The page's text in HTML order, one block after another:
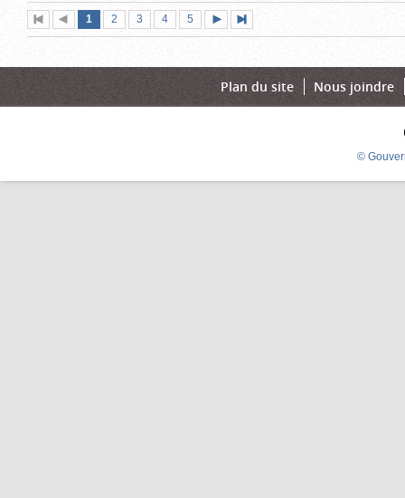
Première
page
Page
précédente
Page
1 (page
actuelle)
Page
2 Page
3 Page
4 Page
5
suivante
page
Plan du site Nous joindre
©